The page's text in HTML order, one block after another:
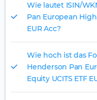
Wie lautet ISIN/
Pan European
EUR Acc?
Wie hoch ist das
Henderson Pan
Equity UCITS ETF